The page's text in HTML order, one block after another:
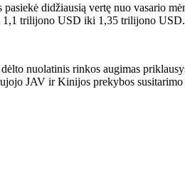
didžiausią vertę nuo vasario
1,1 trilijono USD iki 1,35 trilijono USD.
nuolatinis rinkos augimas
JAV ir Kinijos prekybos